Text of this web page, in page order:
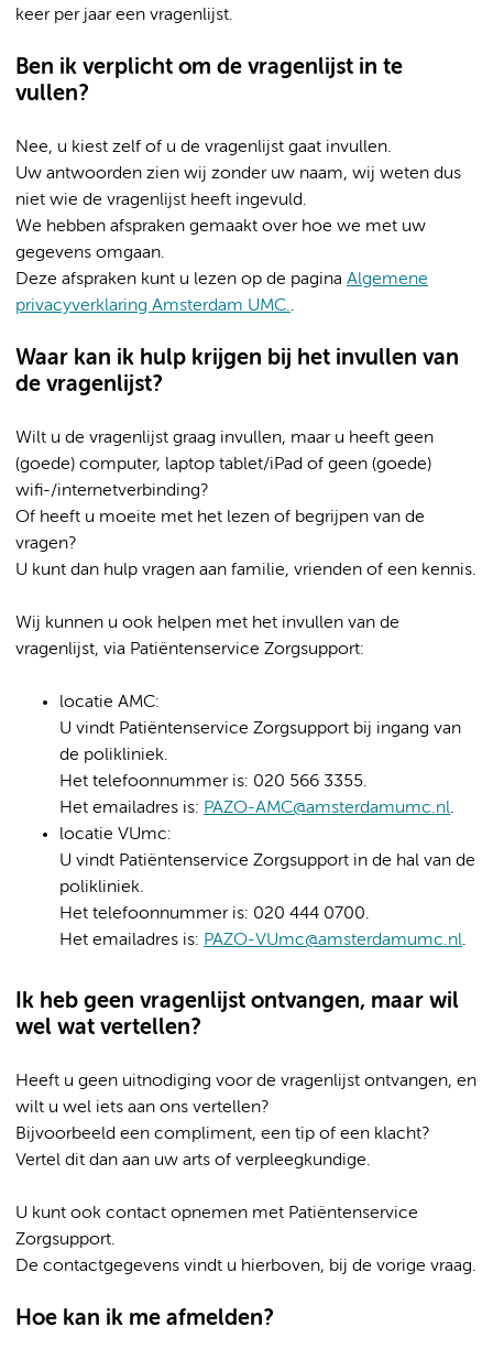
keer per jaar een vragenlijst.
Ben ik verplicht om de vragenlijst in te
vullen?
Nee, u kiest zelf of u de vragenlijst gaat invullen.
Uw antwoorden zien wij zonder uw naam, wij weten dus
niet wie de vragenlijst heeft ingevuld.
We hebben afspraken gemaakt over hoe we met uw
gegevens omgaan.
Deze afspraken kunt u lezen op de pagina Algemene
privacyverklaring Amsterdam UMC..
Waar kan ik hulp krijgen bij het invullen van
de vragenlijst?
Wilt u de vragenlijst graag invullen, maar u heeft geen
(goede) computer, laptop tablet/iPad of geen (goede)
wifi-/internetverbinding?
Of heeft u moeite met het lezen of begrijpen van de
vragen?
U kunt dan hulp vragen aan familie, vrienden of een kennis.
Wij kunnen u ook helpen met het invullen van de
vragenlijst, via Patiëntenservice Zorgsupport:
locatie AMC:
U vindt Patiëntenservice Zorgsupport bij ingang van
de polikliniek.
Het telefoonnummer is: 020 566 3355.
Het emailadres is: PAZO-AMC@amsterdamumc.nl.
locatie VUmc:
U vindt Patiëntenservice Zorgsupport in de hal van de
polikliniek.
Het telefoonnummer is: 020 444 0700.
Het emailadres is: PAZO-VUmc@amsterdamumc.nl.
Ik heb geen vragenlijst ontvangen, maar wil
wel wat vertellen?
Heeft u geen uitnodiging voor de vragenlijst ontvangen, en
wilt u wel iets aan ons vertellen?
Bijvoorbeeld een compliment, een tip of een klacht?
Vertel dit dan aan uw arts of verpleegkundige.
U kunt ook contact opnemen met Patiëntenservice
Zorgsupport.
De contactgegevens vindt u hierboven, bij de vorige vraag.
Hoe kan ik me afmelden?